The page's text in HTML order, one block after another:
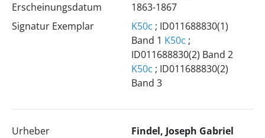
Erscheinungsdatum
1863-1867
Signatur Exemplar
K50c ; ID011688830(1)
Band 1 K50c ;
ID011688830(2) Band 2
K50c ; ID011688830(2)
Band 3
Urheber
Findel, Joseph Gabriel